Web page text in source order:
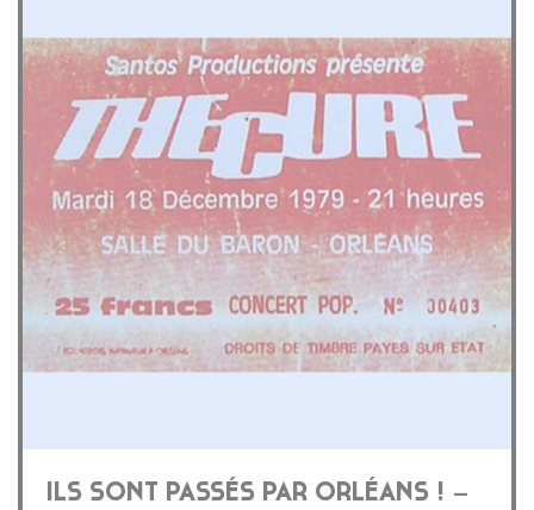
ILS SONT PASSÉS PAR ORLÉANS ! –